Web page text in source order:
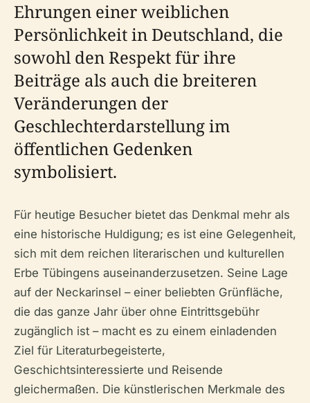
Ehrungen einer weiblichen
Persönlichkeit in Deutschland, die
sowohl den Respekt für ihre
Beiträge als auch die breiteren
Veränderungen der
Geschlechterdarstellung im
öffentlichen Gedenken
symbolisiert.
Für heutige Besucher bietet das Denkmal mehr als
eine historische Huldigung; es ist eine Gelegenheit,
sich mit dem reichen literarischen und kulturellen
Erbe Tübingens auseinanderzusetzen. Seine Lage
auf der Neckarinsel – einer beliebten Grünfläche,
die das ganze Jahr über ohne Eintrittsgebühr
zugänglich ist – macht es zu einem einladenden
Ziel für Literaturbegeisterte,
Geschichtsinteressierte und Reisende
gleichermaßen. Die künstlerischen Merkmale des